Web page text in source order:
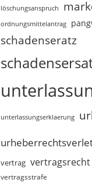
löschungsanspruch
ordnungsmittelantrag
schadenseratz
unterlassungserklaerung
vertrag vertragsrecht
vertragsstrafe